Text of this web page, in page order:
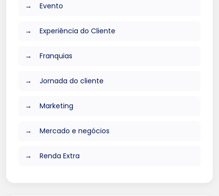
Evento
Experiência do Cliente
Franquias
Jornada do cliente
Marketing
Mercado e negócios
Renda Extra